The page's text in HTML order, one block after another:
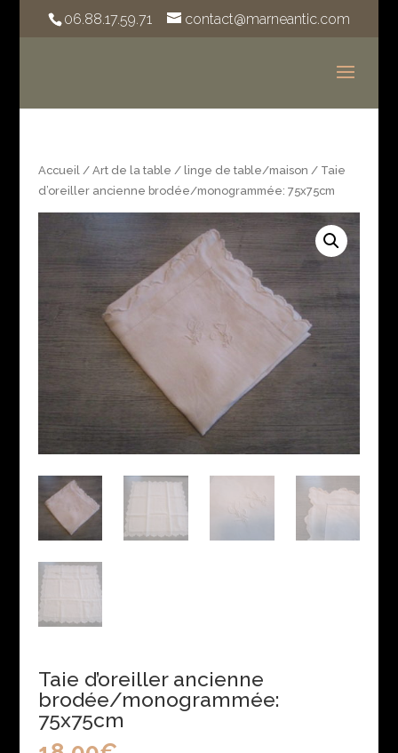
06.88.17.59.71 contact@marneantic.com
Accueil/ Art de la table / linge de table/maison / Taie
d’oreiller ancienne brodée/monogrammée: 75x75cm
Taie d’oreiller ancienne
brodée/monogrammée:
75x75cm